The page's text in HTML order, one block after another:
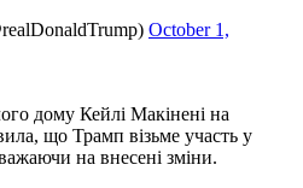
October 1,
дому Кейлі Макінені на
що Трамп візьме участь у
на внесені зміни.